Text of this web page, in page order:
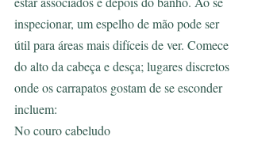
inspecionar, um espelho de mão pode ser
útil para áreas mais difíceis de ver. Comece
do alto da cabeça e desça; lugares discretos
onde os carrapatos gostam de se esconder
incluem:
No couro cabeludo